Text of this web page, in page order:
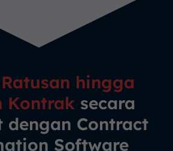
Ratusan hingga
Kontrak secara
dengan Contract
Software